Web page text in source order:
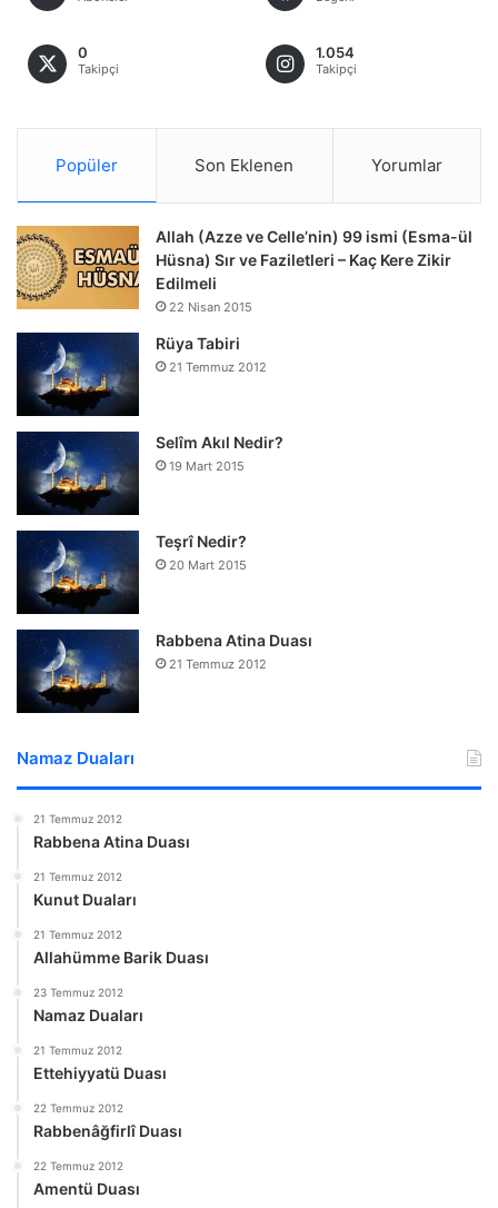
0
Takipçi
1.054
Takipçi
Popüler Son Eklenen Yorumlar
Allah (Azze ve Celle’nin) 99 ismi (Esma-ül
Hüsna) Sır ve Faziletleri – Kaç Kere Zikir
Edilmeli
22 Nisan 2015
Rüya Tabiri
21 Temmuz 2012
Selîm Akıl Nedir?
19 Mart 2015
Teşrî Nedir?
20 Mart 2015
Rabbena Atina Duası
21 Temmuz 2012
Namaz Duaları
21 Temmuz 2012
Rabbena Atina Duası
21 Temmuz 2012
Kunut Duaları
21 Temmuz 2012
Allahümme Barik Duası
23 Temmuz 2012
Namaz Duaları
21 Temmuz 2012
Ettehiyyatü Duası
22 Temmuz 2012
Rabbenâğfirlî Duası
22 Temmuz 2012
Amentü Duası